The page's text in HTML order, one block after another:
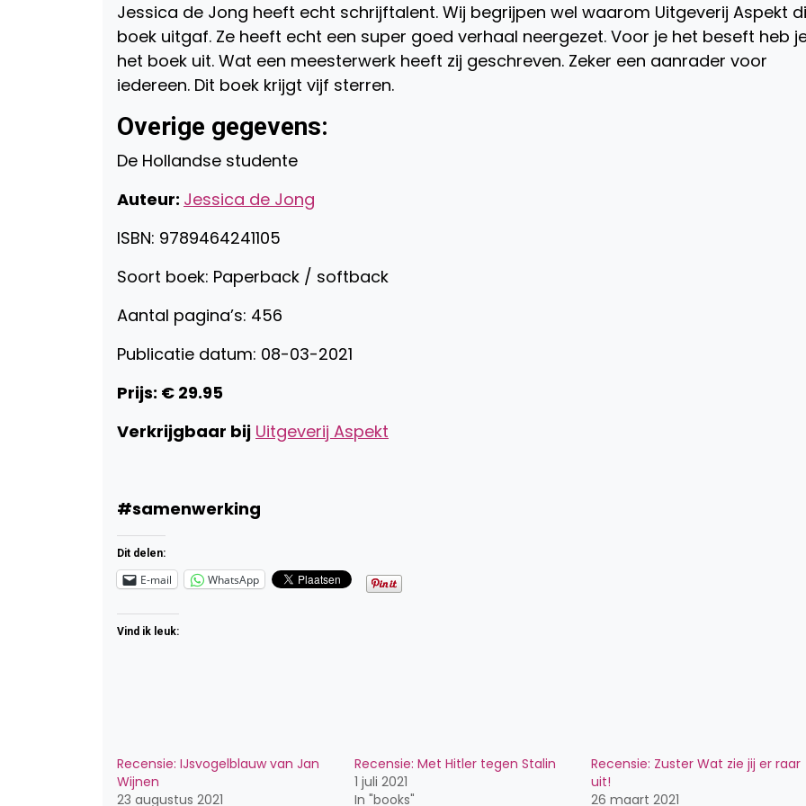
Jessica de Jong heeft echt schrijftalent. Wij begrijpen wel waarom Uitgeverij Aspekt
boek uitgaf. Ze heeft echt een super goed verhaal neergezet. Voor je het beseft heb
het boek uit. Wat een meesterwerk heeft zij geschreven. Zeker een aanrader voor
iedereen. Dit boek krijgt vijf sterren.
Overige gegevens:
De Hollandse studente
Auteur: Jessica de Jong
ISBN: 9789464241105
Soort boek: Paperback / softback
Aantal pagina’s: 456
Publicatie datum: 08-03-2021
Prijs: € 29.95
Verkrijgbaar bij Uitgeverij Aspekt
#samenwerking
Dit delen:
E-mail WhatsApp
Vind ik leuk:
Recensie: IJsvogelblauw van Jan
Wijnen
23 augustus 2021
Recensie: Met Hitler tegen Stalin
1 juli 2021
In "books"
Recensie: Zuster Wat zie jij er raar
uit!
26 maart 2021